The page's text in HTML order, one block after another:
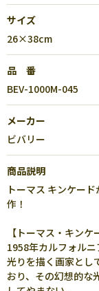
サイズ
26×38cm
品 番
BEV-1000M-045
メーカー
ビバリー
商品説明
トーマス キンケー
作！
【トーマス・キンケ
1958年カルフォルニ
光りを描く画家とし
おり、その幻想的な